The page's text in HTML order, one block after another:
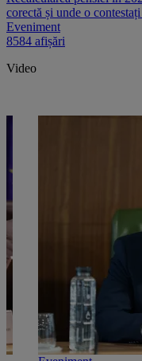
corectă și unde o
Eveniment
8584 afișări
Video